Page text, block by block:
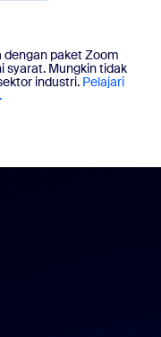
paket Zoom
syarat. Mungkin tidak
industri. Pelajari